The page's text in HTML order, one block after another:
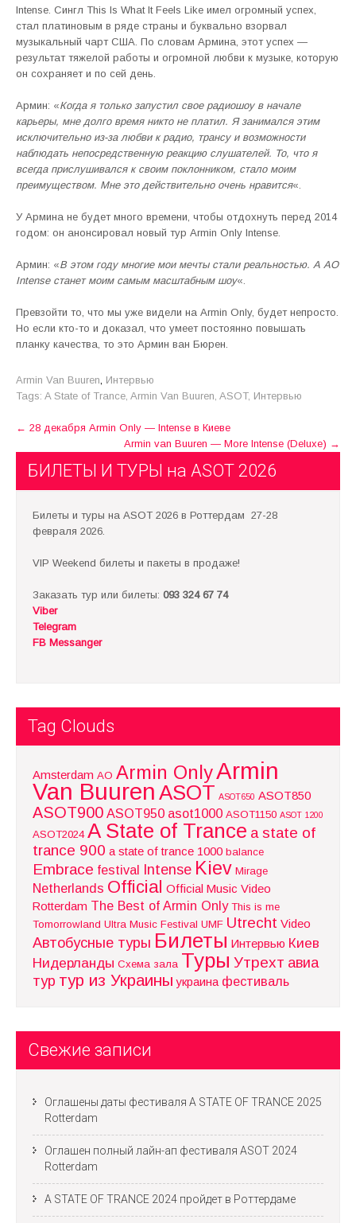
Intense. Сингл This Is What It Feels Like имел огромный успех,
стал платиновым в ряде страны и буквально взорвал
музыкальный чарт США. По словам Армина, этот успех —
результат тяжелой работы и огромной любви к музыке, которую
он сохраняет и по сей день.
Армин: «Когда я только запустил свое радиошоу в начале
карьеры, мне долго время никто не платил. Я занимался этим
исключительно из-за любви к радио, трансу и возможности
наблюдать непосредственную реакцию слушателей. То, что я
всегда прислушивался к своим поклонником, стало моим
преимуществом. Мне это действительно очень нравится«.
У Армина не будет много времени, чтобы отдохнуть перед 2014
годом: он анонсировал новый тур Armin Only Intense.
Армин: «В этом году многие мои мечты стали реальностью. А AO
Intense станет моим самым масштабным шоу«.
Превзойти то, что мы уже видели на Armin Only, будет непросто.
Но если кто-то и доказал, что умеет постоянно повышать
планку качества, то это Армин ван Бюрен.
Armin Van Buuren, Интервью
Tags: A State of Trance, Armin Van Buuren, ASOT, Интервью
Post
navigation
← 28 декабря Armin Only — Intense в Киеве
Armin van Buuren — More Intense (Deluxe) →
БИЛЕТЫ И ТУРЫ на ASOT 2026
Билеты и туры на ASOT 2026 в Роттердам 27-28
февраля 2026.
VIP Weekend билеты и пакеты в продаже!
Заказать тур или билеты: 093 324 67 74
Viber
Telegram
FB Messanger
Tag Clouds
Amsterdam AO Armin OnlyArmin
Van Buuren ASOT ASOT650 ASOT850
ASOT900 ASOT950 asot1000 ASOT1150 ASOT 1200
ASOT2024 A State of Trance a state of
trance 900 a state of trance 1000 balance
Embrace festival Intense Kiev Mirage
Netherlands Official Official Music Video
Rotterdam The Best of Armin Only This is me
Tomorrowland Ultra Music Festival UMF Utrecht Video
Автобусные туры Билеты Интервью Киев
Нидерланды Схема зала Туры Утрехт авиа
тур тур из Украины украина фестиваль
Свежие записи
Оглашены даты фестиваля A STATE OF TRANCE 2025
Rotterdam
Оглашен полный лайн-ап фестиваля ASOT 2024
Rotterdam
A STATE OF TRANCE 2024 пройдет в Роттердаме